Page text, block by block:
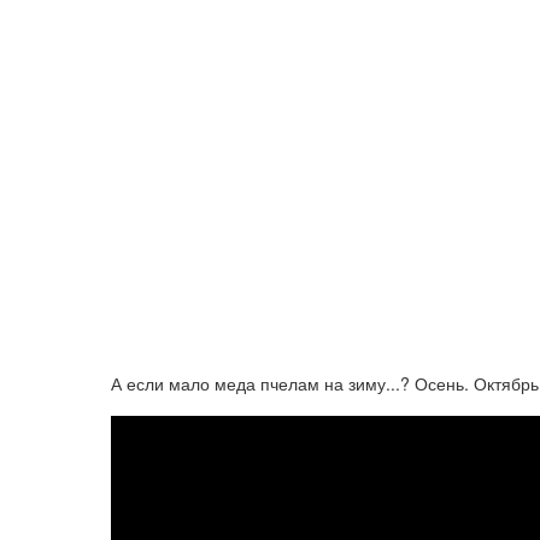
А если мало меда пчелам на зиму...? Осень.